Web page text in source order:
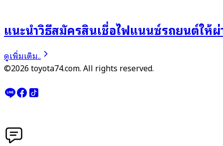
แนะนำวิธีสมัครสินเชื่อไฟแนนซ์รถยนต์ให้
ดูเพิ่มเติม..
©2026 toyota74.com. All rights reserved.